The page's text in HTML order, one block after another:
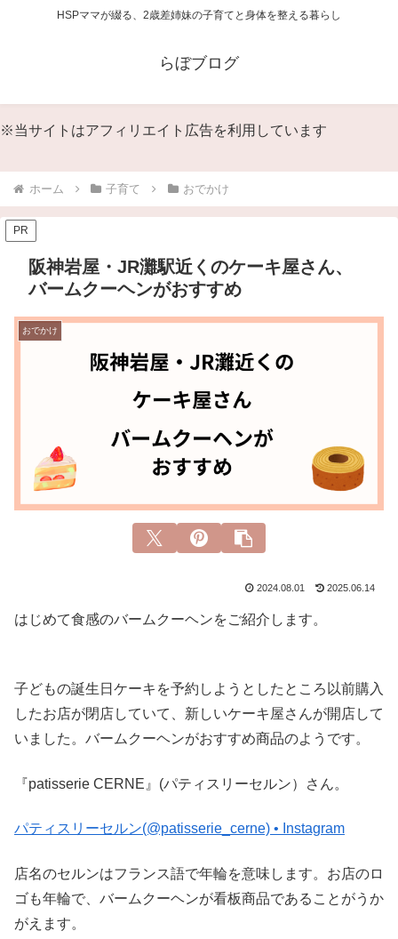
HSPママが綴る、2歳差姉妹の子育てと身体を整える暮らし
らぼブログ
※当サイトはアフィリエイト広告を利用しています
ホーム 子育て おでかけ
PR
阪神岩屋・JR灘駅近くのケーキ屋さん、
バームクーヘンがおすすめ
おでかけ
2024.08.01 2025.06.14
はじめて食感のバームクーヘンをご紹介します。
子どもの誕生日ケーキを予約しようとしたところ以前購入
したお店が閉店していて、新しいケーキ屋さんが開店して
いました。バームクーヘンがおすすめ商品のようです。
『patisserie CERNE』(パティスリーセルン）さん。
パティスリーセルン(@patisserie_cerne) • Instagram
店名のセルンはフランス語で年輪を意味します。お店のロ
ゴも年輪で、バームクーヘンが看板商品であることがうか
がえます。